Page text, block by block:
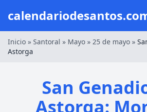
Inicio » Santoral » Mayo » 25 de mayo »
Astorga
San
Astorga: